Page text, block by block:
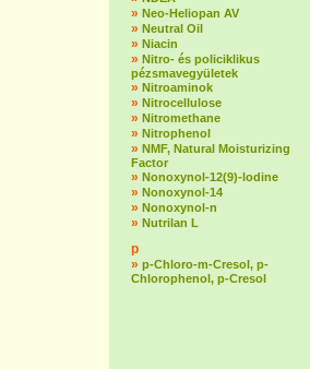
» Neo-Heliopan AV
» Neutral Oil
» Niacin
» Nitro- és policiklikus
pézsmavegyületek
» Nitroaminok
» Nitrocellulose
» Nitromethane
» Nitrophenol
» NMF, Natural Moisturizing
Factor
» Nonoxynol-12(9)-lodine
» Nonoxynol-14
» Nonoxynol-n
» Nutrilan L
p
» p-Chloro-m-Cresol, p-
Chlorophenol, p-Cresol